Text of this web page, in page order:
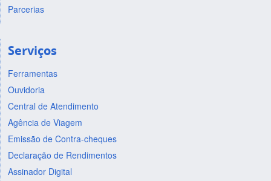
Parcerias
Serviços
Ferramentas
Ouvidoria
Central de Atendimento
Agência de Viagem
Emissão de Contra-cheques
Declaração de Rendimentos
Assinador Digital